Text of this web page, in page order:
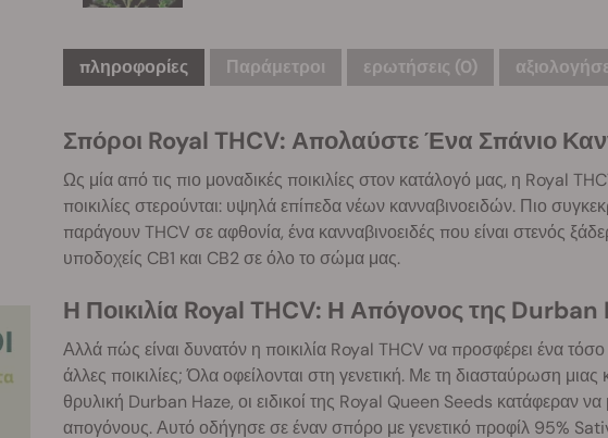
πληροφορίες Παράμετροι ερωτήσεις (0)
Σπόροι Royal THCV: Απολαύστε Ένα Σπάνιο
Ως μία από τις πιο μοναδικές ποικιλίες στον κατάλογό μας, η Royal
ποικιλίες στερούνται: υψηλά επίπεδα νέων κανναβινοειδών. Πιο
παράγουν THCV σε αφθονία, ένα κανναβινοειδές που είναι στενός
υποδοχείς CB1 και CB2 σε όλο το σώμα μας.
Η Ποικιλία Royal THCV: Η Απόγονος της Durban
Αλλά πώς είναι δυνατόν η ποικιλία Royal THCV να προσφέρει ένα
άλλες ποικιλίες; Όλα οφείλονται στη γενετική. Με τη διασταύρωση
θρυλική Durban Haze, οι ειδικοί της Royal Queen Seeds κατάφεραν
απογόνους. Αυτό οδήγησε σε έναν σπόρο με γενετικό προφίλ 95%